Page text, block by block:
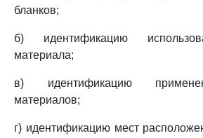
бланков;
б) идентификацию
материала;
в) идентификацию
материалов;
г) идентификацию мест